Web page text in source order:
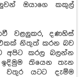
ඔයාගෙ කකුල්
වළලුකර, දණහිස්
නිතුත් කරන බව
අපිට කරල බලන්න
තියෙන තැන
වතුර යටට දැම්ම